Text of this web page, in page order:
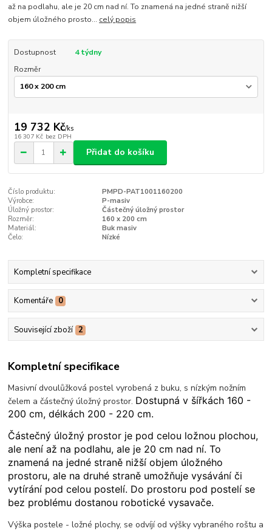
až na podlahu, ale je 20 cm nad ní. To znamená na jedné straně nižší
objem úložného prosto... celý popis
Dostupnost
4 týdny
Rozměr
19 732 Kč/ks
16 307 Kč bez DPH
Přidat do košíku
Číslo produktu:
PMPD-PAT1001160200
Výrobce:
P-masiv
Úložný prostor:
Částečný úložný prostor
Rozměr:
160 x 200 cm
Materiál:
Buk masiv
Čelo:
Nízké
Kompletní specifikace
Komentáře 0
Související zboží 2
Kompletní specifikace
Masivní dvoulůžková postel vyrobená z buku, s nízkým nožním
čelem a částečný úložný prostor. Dostupná v šířkách 160 -
200 cm, délkách 200 - 220 cm.
Částečný úložný prostor je pod celou ložnou plochou,
ale není až na podlahu, ale je 20 cm nad ní. To
znamená na jedné straně nižší objem úložného
prostoru, ale na druhé straně umožňuje vysávání či
vytírání pod celou postelí. Do prostoru pod postelí se
bez problému dostanou robotické vysavače.
Výška postele - ložné plochy, se odvíjí od výšky vybraného roštu a